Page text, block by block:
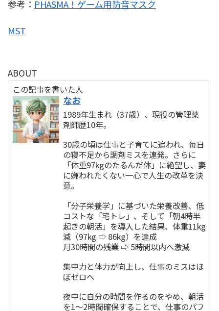
参考： PHASMA！ゲーム用防音マスク
MST
ABOUT
この記事を書いた人
なお
1989年生まれ（37歳）、現役の管理薬
剤師歴10年。
30歳の頃は仕事と子育てに追われ、毎日
の寝不足から調剤ミスを連発。さらに
「体重97kgのたるんだ体」に絶望し、妻
に嫌われたくない一心で人生の改革を決
意。
「分子栄養学」に基づいた栄養改善、低
コストな「宅トレ」、そして「朝4時半
起きの朝活」を導入した結果、体重11kg
減（97kg ⇨ 86kg）を達成
月30時間の残業 ⇨ 5時間以内へ激減
集中力と体力が向上し、仕事のミスはほ
ぼゼロへ
夜中に自分の時間を作るのをやめ、朝活
を1〜2時間確保することで、仕事のパフ